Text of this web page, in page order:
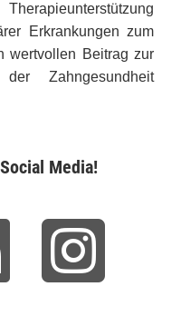
Erkrankungen zum
wertvollen Beitrag zur
Zahngesundheit
Media!